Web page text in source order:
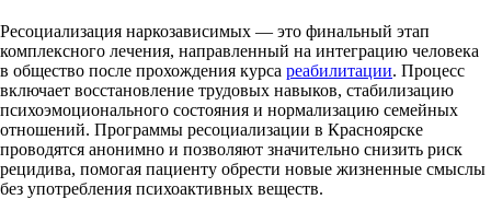
Ресоциализация наркозависимых — это финальный этап
комплексного лечения, направленный на интеграцию человека
в общество после прохождения курса реабилитации. Процесс
включает восстановление трудовых навыков, стабилизацию
психоэмоционального состояния и нормализацию семейных
отношений. Программы ресоциализации в Красноярске
проводятся анонимно и позволяют значительно снизить риск
рецидива, помогая пациенту обрести новые жизненные смыслы
без употребления психоактивных веществ.